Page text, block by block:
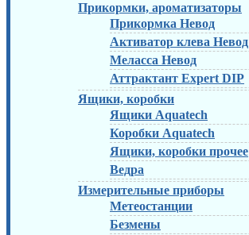
Прикормки, ароматизаторы
Прикормка Невод
Активатор клева Невод
Меласса Невод
Аттрактант Expert DIP
Ящики, коробки
Ящики Aquatech
Коробки Aquatech
Ящики, коробки прочее
Ведра
Измерительные приборы
Метеостанции
Безмены